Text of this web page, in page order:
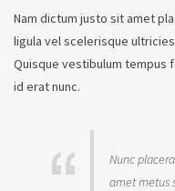
Nam dictum justo sit amet
ligula vel scelerisque
Quisque vestibulum tempus
id erat nunc.
Nunc
amet metus